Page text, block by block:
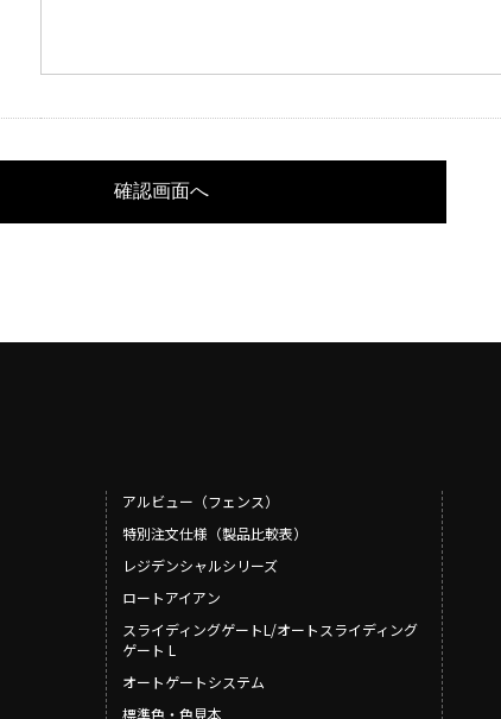
アルビュー（フェンス）
特別注文仕様（製品比較表）
レジデンシャルシリーズ
ロートアイアン
スライディングゲートL/オートスライディング
ゲート L
オートゲートシステム
標準色・色見本